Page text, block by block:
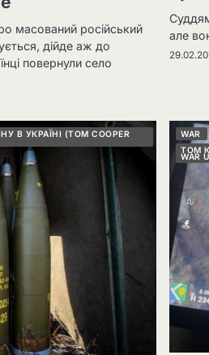
масований російський
дійде аж до
повернули село
але
УКРАЇНІ (TOM COOPER
WAR
ТОМ
WAR